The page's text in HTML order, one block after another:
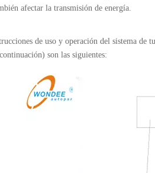
afectar la transmisión de energía.
de uso y operación del sistema de
son las siguientes: